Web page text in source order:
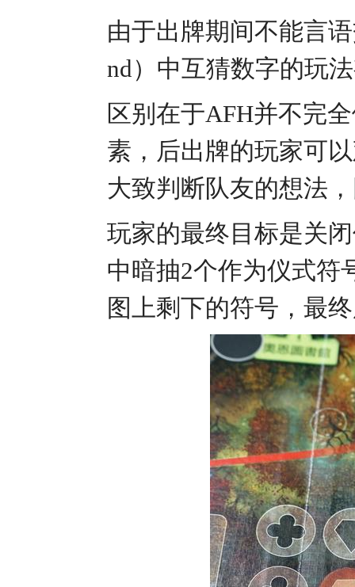
由于出牌期间不能言
nd）中互猜数字的玩
区别在于AFH并不完
素，后出牌的玩家可
大致判断队友的想法
玩家的最终目标是关
中暗抽2个作为仪式符
图上剩下的符号，最